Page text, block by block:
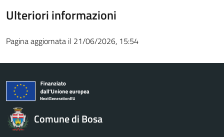
Ulteriori informazioni
Pagina aggiornata il 21/06/2026, 15:54
Comune di Bosa